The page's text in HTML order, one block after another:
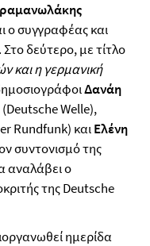
ο συγγραφέας και
. Στο δεύτερο, με τίτλο
και η γερμανική
Δανάη
(Deutsche Welle),
Rundfunk) καιΕλένη
συντονισμό της
αναλάβει ο
της Deutsche
ημερίδα